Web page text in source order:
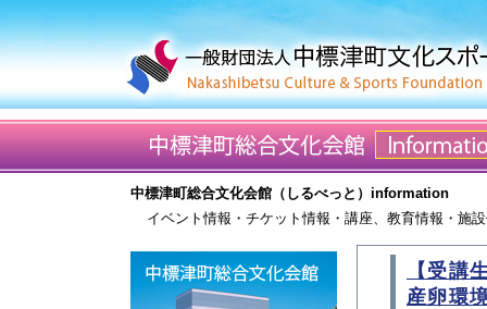
中標津町総合文化会館（しるべっと）information
イベント情報・チケット情報・講座、教育情報・施
【受講
産卵環